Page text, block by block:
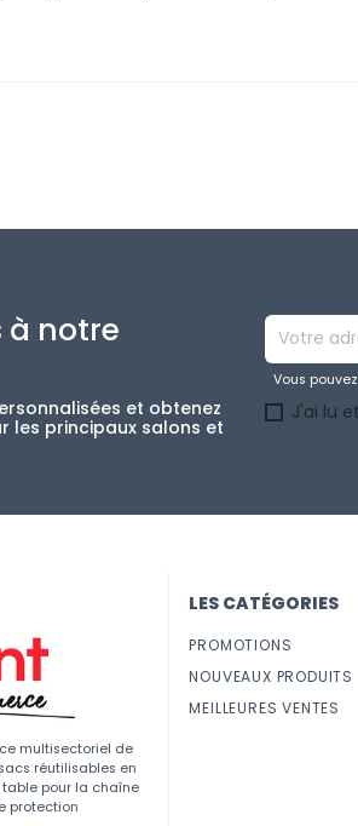
à notre
et obtenez
les principaux salons et
Vous
J'ai lu
multisectoriel de
réutilisables en
pour la chaîne
protection
LES CATÉGORIES
PROMOTIONS
NOUVEAUX PRODUITS
MEILLEURES VENTES